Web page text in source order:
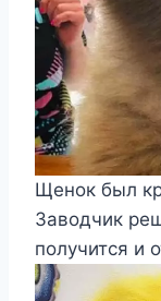
Щенок был
Заводчик
получится и